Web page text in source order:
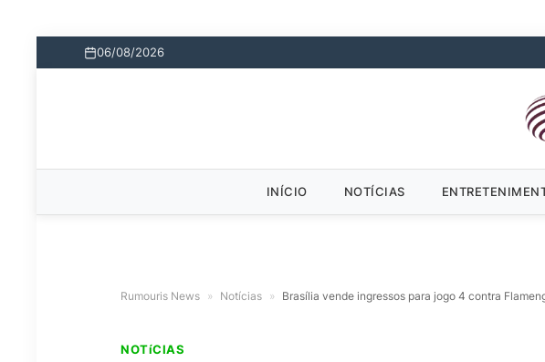
06/08/2026
INÍCIO NOTÍCIAS
Rumouris News » Notícias » Brasília vende ingressos para jogo 4 contra
NOTíCIAS